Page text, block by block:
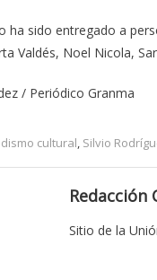
ha sido entregado a
Valdés, Noel Nicola,
/ Periódico Granma
cultural, Silvio
Redacción
Sitio de la